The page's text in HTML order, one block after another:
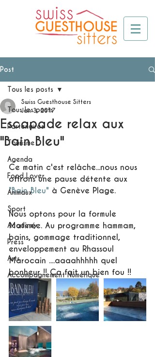
Post
Tous les posts
Partenaires
Tourisme
Agenda
Food Lover
Animaux
Sport
Academy
Press
Arts
Accompagnement Numérique
Tous les posts
Escapade relax aux
"Bain Bleu"
Swiss Guesthouse Sitters
Jan 3, 2017
Ce matin c'est relâche...nous nous
offrons une pause détente aux
"Bain Bleu" à Genève Plage.
Nous optons pour la formule
Matinée. Au programme hammam,
bains, gommage traditionnel,
enveloppement au Rhassoul
Marocain ....aaaahhhhh quel
bonheur !! Ça fait un bien fou !!